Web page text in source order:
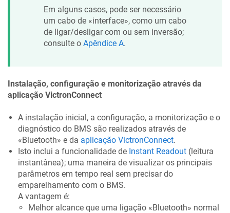
Em alguns casos, pode ser necessário
um cabo de «interface», como um cabo
de ligar/desligar com ou sem inversão;
consulte o Apêndice A.
Instalação, configuração e monitorização através da
aplicação VictronConnect
A instalação inicial, a configuração, a monitorização e o
diagnóstico do BMS são realizados através de
«Bluetooth» e da aplicação VictronConnect.
Isto inclui a funcionalidade de Instant Readout (leitura
instantânea); uma maneira de visualizar os principais
parâmetros em tempo real sem precisar do
emparelhamento com o BMS.
A vantagem é:
Melhor alcance que uma ligação «Bluetooth» normal